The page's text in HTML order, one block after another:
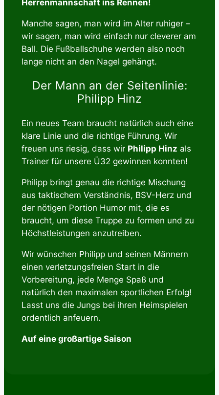
Herrenmannschaft ins Rennen!
Manche sagen, man wird im Alter ruhiger –
wir sagen, man wird einfach nur cleverer am
Ball. Die Fußballschuhe werden also noch
lange nicht an den Nagel gehängt.
Der Mann an der Seitenlinie:
Philipp Hinz
Ein neues Team braucht natürlich auch eine
klare Linie und die richtige Führung. Wir
freuen uns riesig, dass wir Philipp Hinz als
Trainer für unsere Ü32 gewinnen konnten!
Philipp bringt genau die richtige Mischung
aus taktischem Verständnis, BSV-Herz und
der nötigen Portion Humor mit, die es
braucht, um diese Truppe zu formen und zu
Höchstleistungen anzutreiben.
Wir wünschen Philipp und seinen Männern
einen verletzungsfreien Start in die
Vorbereitung, jede Menge Spaß und
natürlich den maximalen sportlichen Erfolg!
Lasst uns die Jungs bei ihren Heimspielen
ordentlich anfeuern.
Auf eine großartige Saison